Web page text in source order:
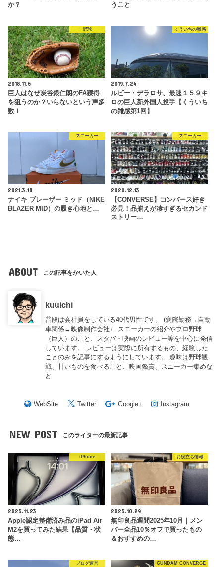
か？
うこと
野球
2018.11.6
巨人はなぜ炭谷銀仁朗のFA獲得
を狙うのか？いらないという声多
数！
くういちの雑感
2019.7.24
ルビー・デラロサ、最速１５９キ
ロの巨人新外国人投手【くういち
の雑感第1回】
スニーカー
2021.3.18
ナイキ ブレーザー ミッド（NIKE
BLAZER MID）の履き心地と…
スニーカー
2020.12.13
【CONVERSE】コンバース好き
必見！品揃えが凄すぎるセカンド
ストリー…
ABOUT この記事をかいた人
kuuichi
普段は会社員をしている40代男性です。 (病院勤務→自動
車関係→映像制作会社） スニーカーの紹介やプロ野球
（巨人）のこと、スタバ・映画のレビュー等を中心に発信
しています。 レビューは実際に所有するもの、経験した
ことのみを記事にするようにしています。 趣味は野球観
戦、甘いものを食べること、映画鑑賞、スニーカー集めな
ど
WebSite Twitter Google+ Instagram
NEW POST このライターの最新記事
iPhone
2025.11.23
Apple認定整備済み品のiPad Air
M2を買ってみた結果【品質・状
態…
お役立ち情報
2025.10.29
無印良品週間2025年10月｜メン
バー全品10％オフで買ったもの
＆おすすめの…
ブログ運営 GUNDAM CONVERGE